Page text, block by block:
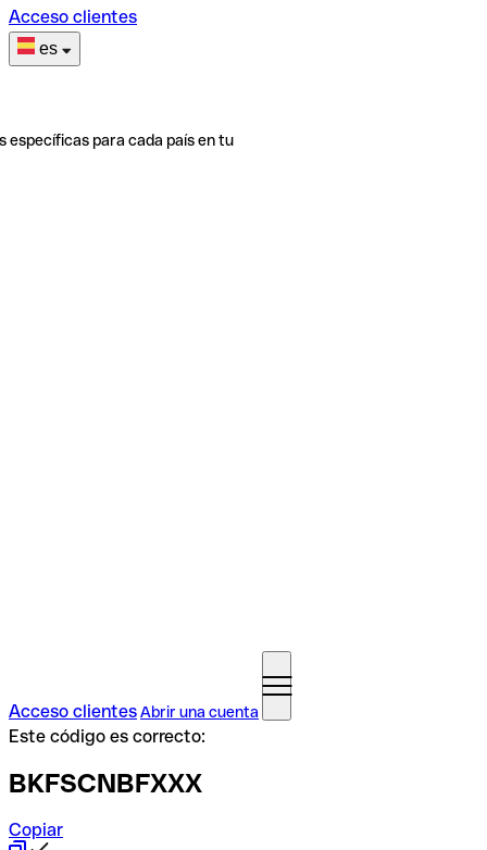
Acceso clientes
es
específicas para cada país en tu
Acceso clientesAbrir una cuenta
Este código es correcto:
BKFSCNBFXXX
Copiar